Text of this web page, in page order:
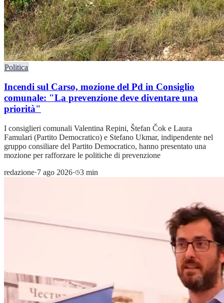
Politica
Incendi sul Carso, mozione del Pd in Consiglio
comunale: "La prevenzione deve diventare una
priorità"
I consiglieri comunali Valentina Repini, Štefan Čok e Laura
Famulari (Partito Democratico) e Stefano Ukmar, indipendente nel
gruppo consiliare del Partito Democratico, hanno presentato una
mozione per rafforzare le politiche di prevenzione
redazione·7 ago 2026· 3 min